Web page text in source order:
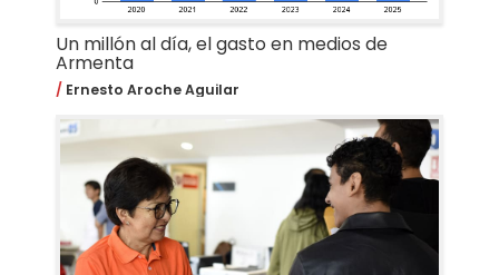
Un millón al día, el gasto en medios de
Armenta
Ernesto Aroche Aguilar